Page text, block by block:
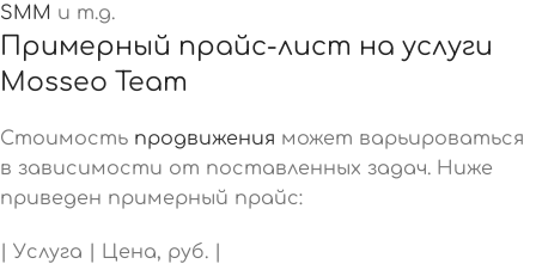
SMM и т.д.
Примерный прайс-лист на услуги
Mosseo Team
Стоимость продвижения может варьироваться
в зависимости от поставленных задач. Ниже
приведен примерный прайс:
| Услуга | Цена, руб. |